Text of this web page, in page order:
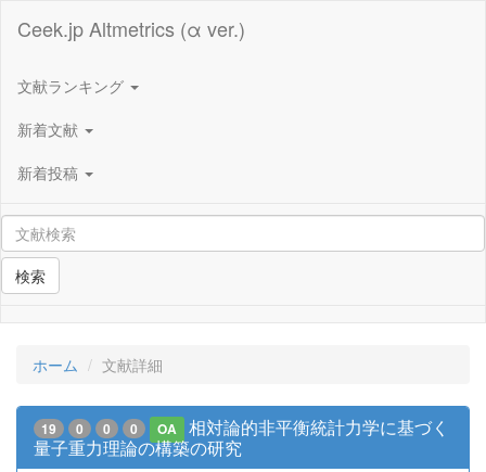
Ceek.jp Altmetrics (α ver.)
文献ランキング
新着文献
新着投稿
検索
ホーム 文献詳細
19 0 0 0 OA
相対論的非平衡統計力学に基づく
量子重力理論の構築の研究